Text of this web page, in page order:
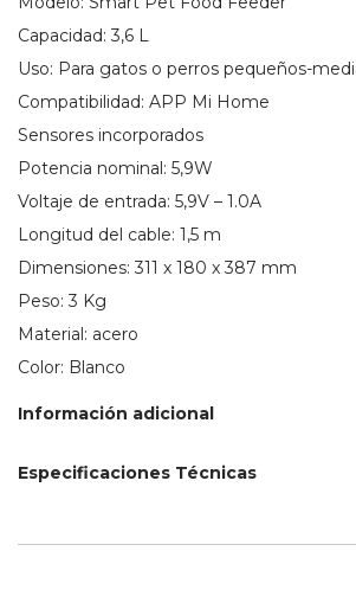
Capacidad: 3,6 L
Uso: Para gatos o perros pequeños-
Compatibilidad: APP Mi Home
Sensores incorporados
Potencia nominal: 5,9W
Voltaje de entrada: 5,9V – 1.0A
Longitud del cable: 1,5 m
Dimensiones: 311 x 180 x 387 mm
Peso: 3 Kg
Material: acero
Color: Blanco
Información adicional
Especificaciones Técnicas